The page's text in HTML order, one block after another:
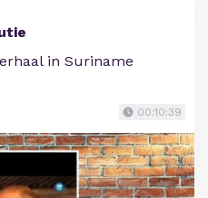
in Suriname
00:10:39